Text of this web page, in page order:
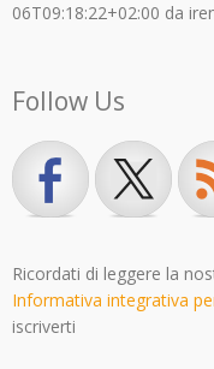
06T09:18:22+02:00 da
Follow Us
Ricordati di leggere la
Informativa integrativa
iscriverti